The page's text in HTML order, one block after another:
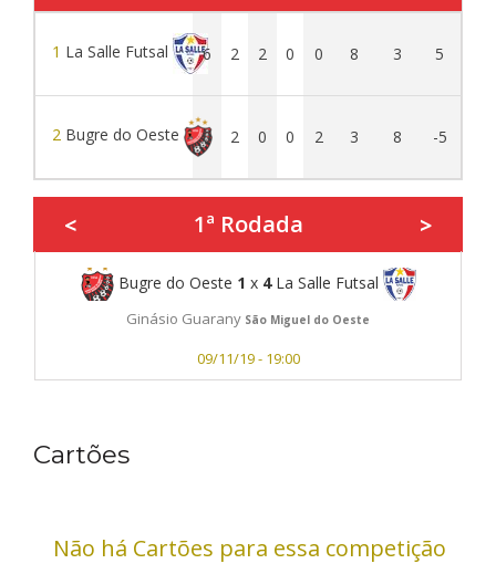
1 La Salle Futsal 6 2 2 0 0 8 3 5
2 Bugre do Oeste 0 2 0 0 2 3 8 -5
< 1ª Rodada >
Bugre do Oeste 1 x 4La Salle Futsal
Ginásio Guarany São Miguel do Oeste
09/11/19 - 19:00
Cartões
Não há Cartões para essa competição